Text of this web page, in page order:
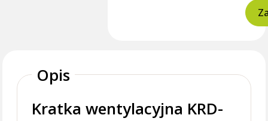
Opis
Kratka wentylacyjna KRD-